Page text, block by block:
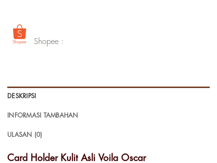
Shopee :
DESKRIPSI
INFORMASI TAMBAHAN
ULASAN (0)
Card Holder Kulit Asli Voila Oscar